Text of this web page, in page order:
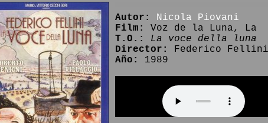
Autor:
Nicola Piovani
Film:
Voz de la Luna, La
T.O.:
La voce della luna
Director:
Federico Fellini
Año:
1989